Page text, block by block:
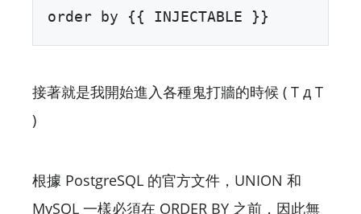
order by {{ INJECTABLE }}
接著就是我開始進入各種鬼打牆的時候 ( T д T
)
根據 PostgreSQL 的官方文件，UNION 和
MySQL 一樣必須在 ORDER BY 之前，因此無